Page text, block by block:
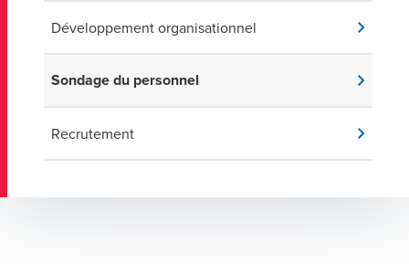
Développement organisationnel
Sondage du personnel
Recrutement